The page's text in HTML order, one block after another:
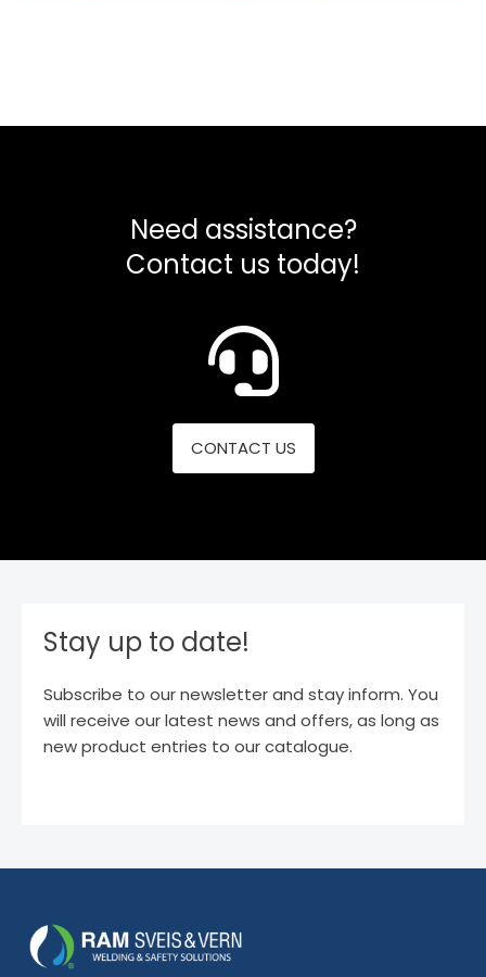
Need assistance?
Contact us today!
CONTACT US
Stay up to date!
Subscribe to our newsletter and stay inform. You
will receive our latest news and offers, as long as
new product entries to our catalogue.